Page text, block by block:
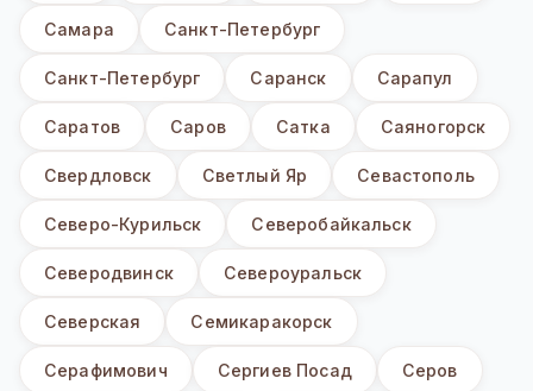
Самара Санкт-Петербург
Санкт-Петербург Саранск Сарапул
Саратов Саров Сатка Саяногорск
Свердловск Светлый Яр Севастополь
Северо-Курильск Северобайкальск
Северодвинск Североуральск
Северская Семикаракорск
Серафимович Сергиев Посад Серов